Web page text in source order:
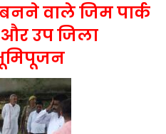
वाले जिम पार्क
उप जिला